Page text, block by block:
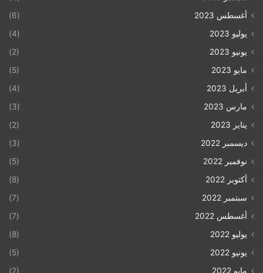
أغسطس 2023
(6)
يوليو 2023
(4)
يونيو 2023
(2)
مايو 2023
(5)
أبريل 2023
(4)
مارس 2023
(3)
يناير 2023
(2)
ديسمبر 2022
(3)
نوفمبر 2022
(5)
أكتوبر 2022
(8)
سبتمبر 2022
(7)
أغسطس 2022
(7)
يوليو 2022
(8)
يونيو 2022
(5)
مايو 2022
(2)